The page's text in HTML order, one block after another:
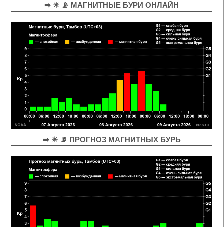
➡ ☀ 📡 МАГНИТНЫЕ БУРИ ОНЛАЙН
➡ ☀ 📡 ПРОГНОЗ МАГНИТНЫХ БУРЬ